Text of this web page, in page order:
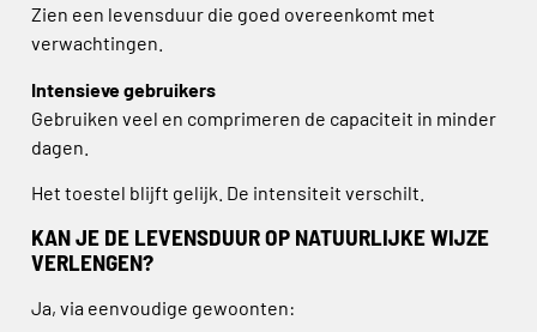
Zien een levensduur die goed overeenkomt met
verwachtingen.
Intensieve gebruikers
Gebruiken veel en comprimeren de capaciteit in minder
dagen.
Het toestel blijft gelijk. De intensiteit verschilt.
KAN JE DE LEVENSDUUR OP NATUURLIJKE WIJZE
VERLENGEN?
Ja, via eenvoudige gewoonten: